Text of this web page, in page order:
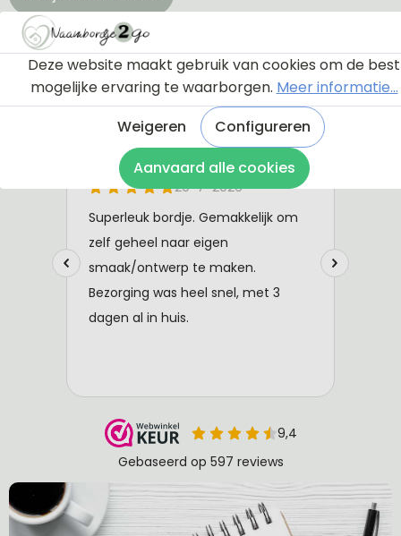
Deze website maakt gebruik van cookies om de best
mogelijke ervaring te waarborgen. Meer informatie...
Weigeren
Configureren
Aanvaard alle cookies